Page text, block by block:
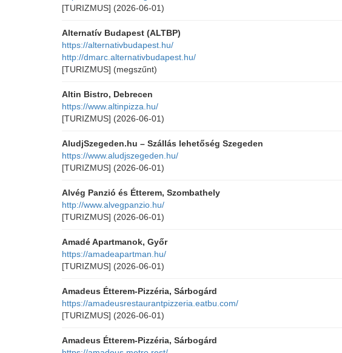
[TURIZMUS] (2026-06-01)
Alternatív Budapest (ALTBP)
https://alternativbudapest.hu/
http://dmarc.alternativbudapest.hu/
[TURIZMUS] (megszűnt)
Altin Bistro, Debrecen
https://www.altinpizza.hu/
[TURIZMUS] (2026-06-01)
AludjSzegeden.hu – Szállás lehetőség Szegeden
https://www.aludjszegeden.hu/
[TURIZMUS] (2026-06-01)
Alvég Panzió és Étterem, Szombathely
http://www.alvegpanzio.hu/
[TURIZMUS] (2026-06-01)
Amadé Apartmanok, Győr
https://amadeapartman.hu/
[TURIZMUS] (2026-06-01)
Amadeus Étterem-Pizzéria, Sárbogárd
https://amadeusrestaurantpizzeria.eatbu.com/
[TURIZMUS] (2026-06-01)
Amadeus Étterem-Pizzéria, Sárbogárd